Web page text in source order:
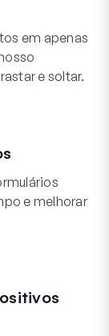
em apenas
e soltar.
e melhorar